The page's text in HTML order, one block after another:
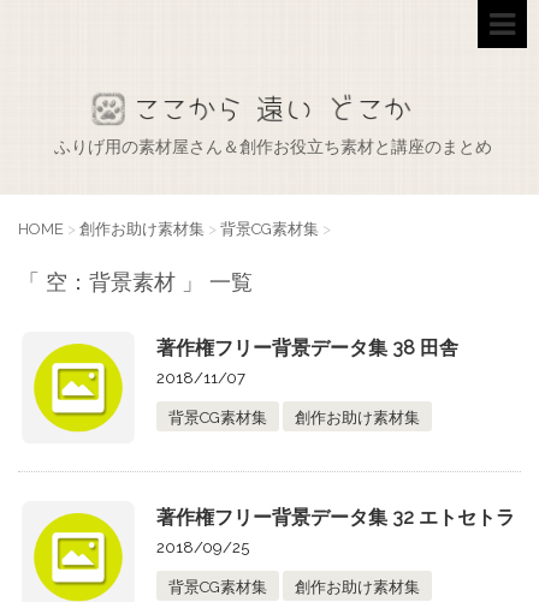
ふりげ用の素材屋さん＆創作お役立ち素材と講座のまとめ
HOME > 創作お助け素材集 > 背景CG素材集 >
「 空：背景素材 」 一覧
著作権フリー背景データ集 38 田舎
2018/11/07
背景CG素材集 創作お助け素材集
著作権フリー背景データ集 32 エトセトラ
2018/09/25
背景CG素材集 創作お助け素材集